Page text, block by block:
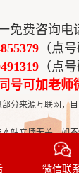
免费咨询电
（点号
（点号
号可加老师
分来源互联网，
站立场无关，如
除处理！
读网
微信联